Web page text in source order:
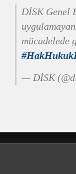
DİSK Genel
mücadelede
— DİSK